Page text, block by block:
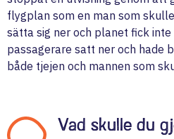
flygplan som en man som
sätta sig ner och planet fick
passagerare satt ner och hade
både tjejen och mannen som
Vad skulle du